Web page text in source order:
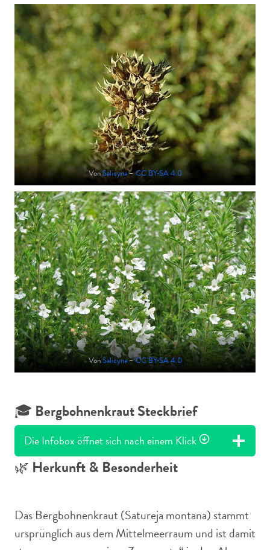
VonSalicyna–CC BY-SA 4.0
VonSalicyna–CC BY-SA 4.0
🎓 Bergbohnenkraut Steckbrief
Die Infobox öffnet sich nach einem Klick
🌿 Herkunft & Besonderheit
Das Bergbohnenkraut (Satureja montana) stammt
ursprünglich aus dem Mittelmeerraum und ist damit